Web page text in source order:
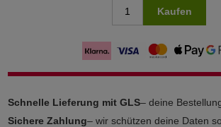
Kaufen
Schnelle Lieferung mit GLS– deine
Sichere Zahlung– wir schützen deine Daten